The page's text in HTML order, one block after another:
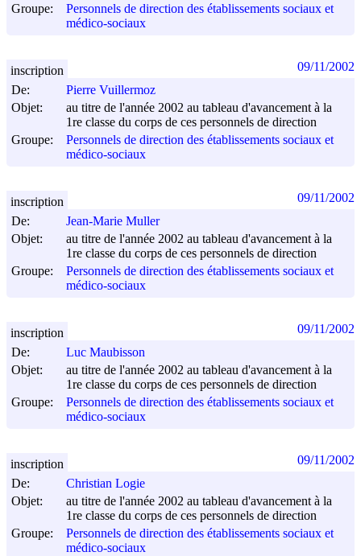
Groupe:
Personnels de direction des établissements sociaux et
médico-sociaux
De:
Pierre Vuillermoz
Objet:
au titre de l'année 2002 au tableau d'avancement à la
1re classe du corps de ces personnels de direction
Groupe:
Personnels de direction des établissements sociaux et
médico-sociaux
inscription 09/11/2002
De:
Jean-Marie Muller
Objet:
au titre de l'année 2002 au tableau d'avancement à la
1re classe du corps de ces personnels de direction
Groupe:
Personnels de direction des établissements sociaux et
médico-sociaux
inscription 09/11/2002
De:
Luc Maubisson
Objet:
au titre de l'année 2002 au tableau d'avancement à la
1re classe du corps de ces personnels de direction
Groupe:
Personnels de direction des établissements sociaux et
médico-sociaux
inscription 09/11/2002
De:
Christian Logie
Objet:
au titre de l'année 2002 au tableau d'avancement à la
1re classe du corps de ces personnels de direction
Groupe:
Personnels de direction des établissements sociaux et
médico-sociaux
inscription 09/11/2002